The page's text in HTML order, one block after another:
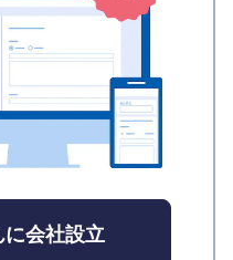
会社設立